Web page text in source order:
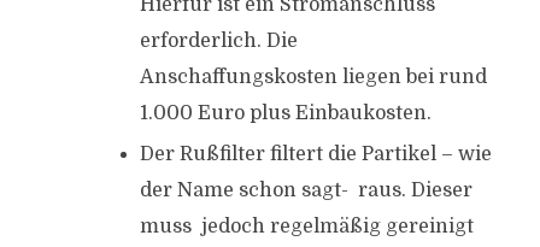
Hierfür ist ein Stromanschluss
erforderlich. Die
Anschaffungskosten liegen bei rund
1.000 Euro plus Einbaukosten.
Der Rußfilter filtert die Partikel – wie
der Name schon sagt- raus. Dieser
muss jedoch regelmäßig gereinigt